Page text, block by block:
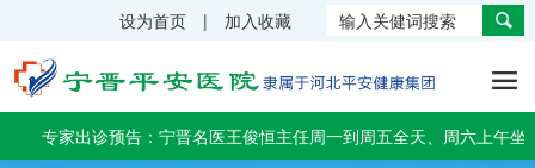
设为首页 | 加入收藏

医院介绍
医院环境
内镜室（1楼北侧）
药房（1楼南侧）
肿瘤血液科专家
内分泌肾病科专家
高端设备
急诊设备
通知公告
医院新闻
集团文化
文化活动
门诊指南
住院指南
专家出诊预告：宁晋名医王俊恒主任周一到周五全天、周六上午坐诊